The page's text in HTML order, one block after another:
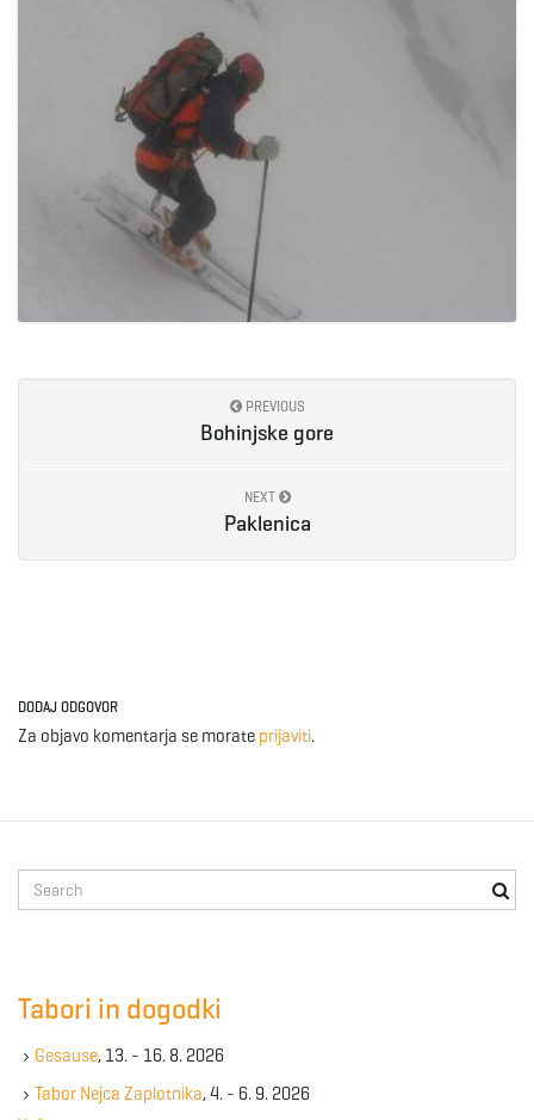
PREVIOUS
Bohinjske gore
NEXT
Paklenica
DODAJ ODGOVOR
Za objavo komentarja se morate prijaviti.
e
e
y
Tabori in dogodki
Gesause, 13. - 16. 8. 2026
Tabor Nejca Zaplotnika, 4. - 6. 9. 2026